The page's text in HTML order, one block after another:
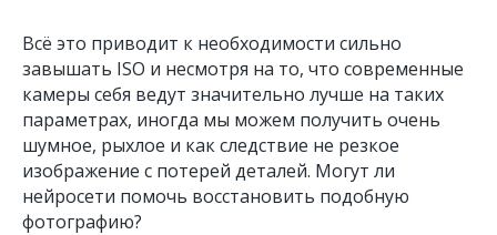
Всё это приводит к необходимости сильно
завышать ISO и несмотря на то, что современные
камеры себя ведут значительно лучше на таких
параметрах, иногда мы можем получить очень
шумное, рыхлое и как следствие не резкое
изображение с потерей деталей. Могут ли
нейросети помочь восстановить подобную
фотографию?